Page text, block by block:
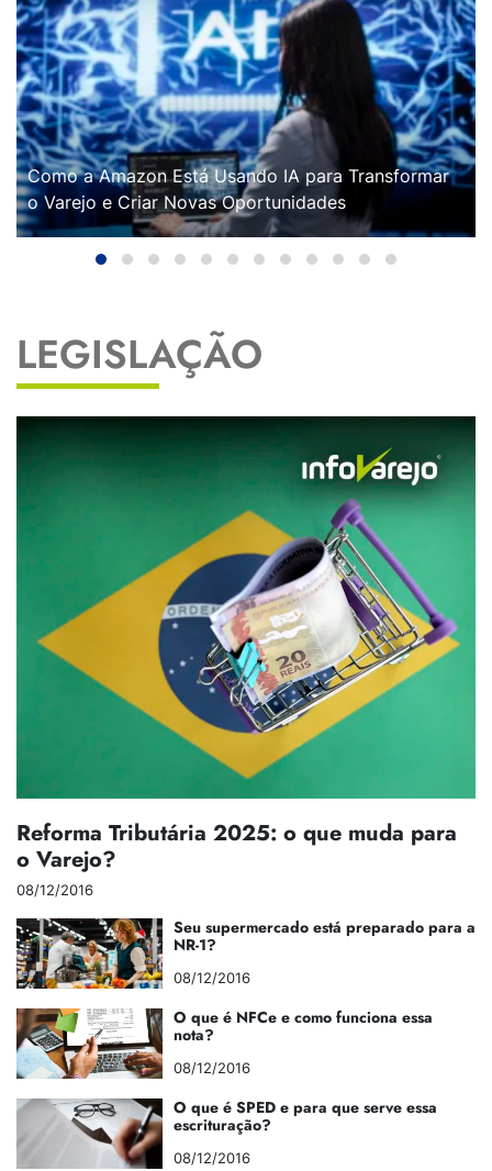
Como a Amazon Está Usando IA para Transformar
o Varejo e Criar Novas Oportunidades
LEGISLAÇÃO
Reforma Tributária 2025: o que muda para
o Varejo?
08/12/2016
Seu supermercado está preparado para a
NR-1?
08/12/2016
O que é NFCe e como funciona essa
nota?
08/12/2016
O que é SPED e para que serve essa
escrituração?
08/12/2016